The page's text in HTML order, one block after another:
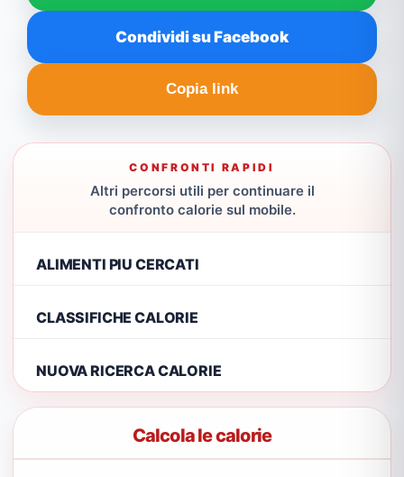
Condividi su Facebook
Copia link
CONFRONTI RAPIDI
Altri percorsi utili per continuare il
confronto calorie sul mobile.
ALIMENTI PIU CERCATI
CLASSIFICHE CALORIE
NUOVA RICERCA CALORIE
Calcola le calorie